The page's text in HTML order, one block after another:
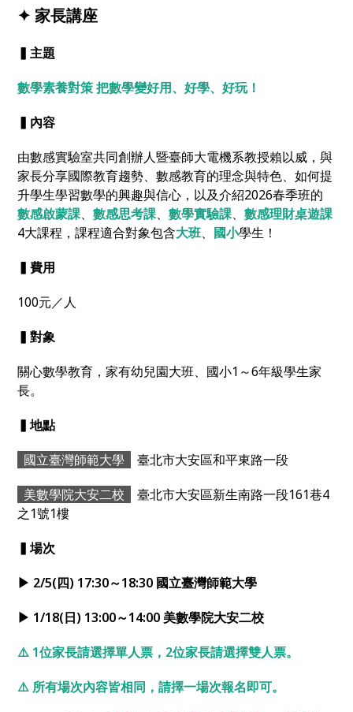
✦ 家長講座
▍主題
數學素養對策 把數學變好用、好學、好玩！
▍內容
由數感實驗室共同創辦人暨臺師大電機系教授賴以威，與
家長分享國際教育趨勢、數感教育的理念與特色、如何提
升學生學習數學的興趣與信心，以及介紹2026春季班的
數感啟蒙課、數感思考課、數學實驗課、數感理財桌遊課
4大課程，課程適合對象包含大班、 國小學生！
▍費用
100元／人
▍對象
關心數學教育，家有幼兒園大班、國小1～6年級學生家
長。
▍地點
國立臺灣師範大學
臺北市大安區和平東路一段
美數學院大安二校
臺北市大安區新生南路一段161巷4
之1號1樓
▍場次
▶ 2/5(四) 17:30～18:30 國立臺灣師範大學
▶ 1/18(日) 13:00～14:00 美數學院大安二校
⚠️ 1位家長請選擇單人票，2位家長請選擇雙人票。
⚠️ 所有場次內容皆相同，請擇一場次報名即可。